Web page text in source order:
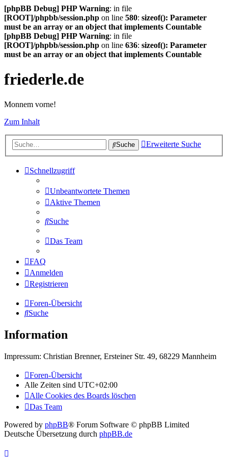
[phpBB Debug] PHP Warning: in file
[ROOT]/phpbb/session.php on line 580: sizeof(): Parameter
must be an array or an object that implements Countable
[phpBB Debug] PHP Warning: in file
[ROOT]/phpbb/session.php on line 636: sizeof(): Parameter
must be an array or an object that implements Countable
friederle.de
Monnem vorne!
Zum Inhalt
Suche Erweiterte Suche
Schnellzugriff
Unbeantwortete Themen
Aktive Themen
Suche
Das Team
FAQ
Anmelden
Registrieren
Foren-Übersicht
Suche
Information
Impressum: Christian Brenner, Ersteiner Str. 49, 68229 Mannheim
Foren-Übersicht
Alle Zeiten sind UTC+02:00
Alle Cookies des Boards löschen
Das Team
Powered by phpBB® Forum Software © phpBB Limited
Deutsche Übersetzung durch phpBB.de